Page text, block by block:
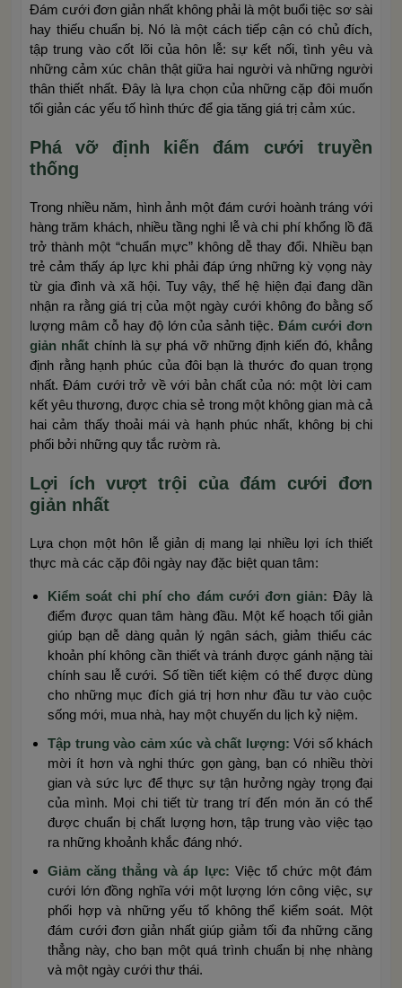
Đám cưới đơn giản nhất không phải là một buổi tiệc sơ sài
hay thiếu chuẩn bị. Nó là một cách tiếp cận có chủ đích,
tập trung vào cốt lõi của hôn lễ: sự kết nối, tình yêu và
những cảm xúc chân thật giữa hai người và những người
thân thiết nhất. Đây là lựa chọn của những cặp đôi muốn
tối giản các yếu tố hình thức để gia tăng giá trị cảm xúc.
Phá vỡ định kiến đám cưới truyền
thống
Trong nhiều năm, hình ảnh một đám cưới hoành tráng với
hàng trăm khách, nhiều tầng nghi lễ và chi phí khổng lồ đã
trở thành một “chuẩn mực” không dễ thay đổi. Nhiều bạn
trẻ cảm thấy áp lực khi phải đáp ứng những kỳ vọng này
từ gia đình và xã hội. Tuy vậy, thế hệ hiện đại đang dần
nhận ra rằng giá trị của một ngày cưới không đo bằng số
lượng mâm cỗ hay độ lớn của sảnh tiệc.Đám cưới đơn
giản nhất chính là sự phá vỡ những định kiến đó, khẳng
định rằng hạnh phúc của đôi bạn là thước đo quan trọng
nhất. Đám cưới trở về với bản chất của nó: một lời cam
kết yêu thương, được chia sẻ trong một không gian mà cả
hai cảm thấy thoải mái và hạnh phúc nhất, không bị chi
phối bởi những quy tắc rườm rà.
Lợi ích vượt trội của đám cưới đơn
giản nhất
Lựa chọn một hôn lễ giản dị mang lại nhiều lợi ích thiết
thực mà các cặp đôi ngày nay đặc biệt quan tâm:
Kiểm soát chi phí cho đám cưới đơn giản: Đây là
điểm được quan tâm hàng đầu. Một kế hoạch tối giản
giúp bạn dễ dàng quản lý ngân sách, giảm thiểu các
khoản phí không cần thiết và tránh được gánh nặng tài
chính sau lễ cưới. Số tiền tiết kiệm có thể được dùng
cho những mục đích giá trị hơn như đầu tư vào cuộc
sống mới, mua nhà, hay một chuyến du lịch kỷ niệm.
Tập trung vào cảm xúc và chất lượng: Với số khách
mời ít hơn và nghi thức gọn gàng, bạn có nhiều thời
gian và sức lực để thực sự tận hưởng ngày trọng đại
của mình. Mọi chi tiết từ trang trí đến món ăn có thể
được chuẩn bị chất lượng hơn, tập trung vào việc tạo
ra những khoảnh khắc đáng nhớ.
Giảm căng thẳng và áp lực: Việc tổ chức một đám
cưới lớn đồng nghĩa với một lượng lớn công việc, sự
phối hợp và những yếu tố không thể kiểm soát. Một
đám cưới đơn giản nhất giúp giảm tối đa những căng
thẳng này, cho bạn một quá trình chuẩn bị nhẹ nhàng
và một ngày cưới thư thái.